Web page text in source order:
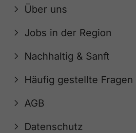
Über uns
Jobs in der Region
Nachhaltig & Sanft
Häufig gestellte Fragen
AGB
Datenschutz